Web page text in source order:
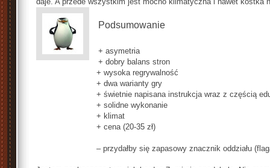
Podsumowanie
+ asymetria
+ dobry balans stron
+ wysoka regrywalność
+ dwa warianty gry
+ świetnie napisana instrukcja wraz z częścią
+ solidne wykonanie
+ klimat
+ cena (20-35 zł)
– przydałby się zapasowy znacznik oddziału